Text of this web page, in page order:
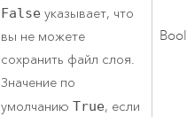
False указывает, что
вы не можете
сохранить файл слоя.
Значение по
умолчаниюTrue, если